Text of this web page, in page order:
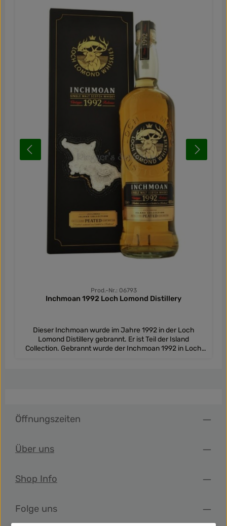
Prod.-Nr.: 06793
Inchmoan 1992 Loch Lomond Distillery
Dieser Inchmoan wurde im Jahre 1992 in der Loch
Lomond Distillery gebrannt. Er ist Teil der Island
Collection. Gebrannt wurde der Inchmoan 1992 in Loch
Öffnungszeiten
Über uns
Shop Info
Folge uns